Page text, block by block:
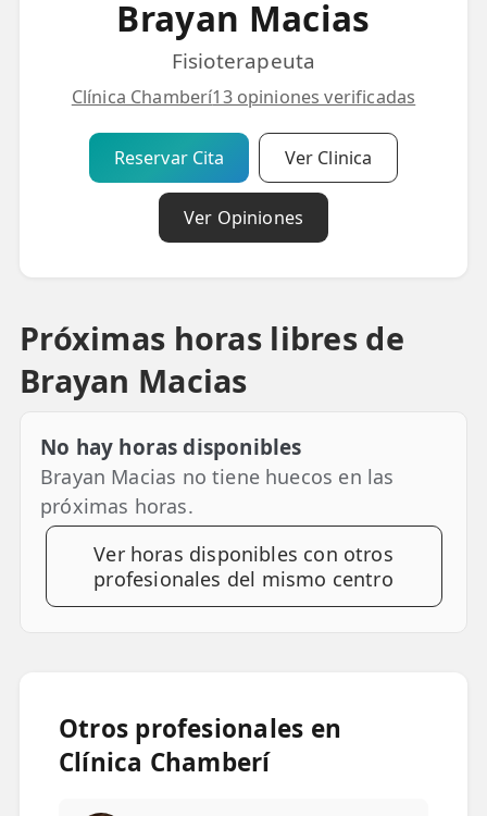
💆‍♀️ Tratamientos
📅 Pedir Cita
📍 Barrio del Pilar
📍 Chamberí - Centro
📍 Carabanchel - Usera
📍 Bravo Murillo
📍 Getafe
🎁 Tarjetas Regalo
Brayan Macias
Fisioterapeuta
Clínica Chamberí13 opiniones verificadas
Reservar Cita Ver Clinica
Ver Opiniones
Próximas horas libres de
Brayan Macias
No hay horas disponibles
Brayan Macias no tiene huecos en las
próximas horas.
Ver horas disponibles con otros
profesionales del mismo centro
Otros profesionales en
Clínica Chamberí